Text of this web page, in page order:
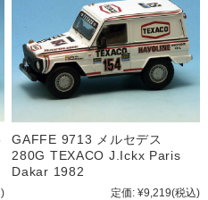
GAFFE 9713 メルセデス
280G TEXACO J.Ickx Paris
Dakar 1982
定価: ¥9,219(税込)